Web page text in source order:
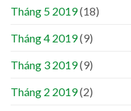
Tháng 5 2019(18)
Tháng 4 2019(9)
Tháng 3 2019(9)
Tháng 2 2019(2)